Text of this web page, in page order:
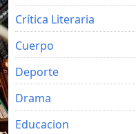
Crítica Literaria
Cuerpo
Deporte
Drama
Educacion